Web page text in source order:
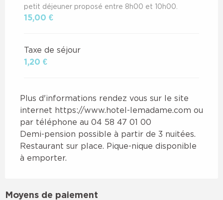
petit déjeuner proposé entre 8h00 et 10h00.
15,00 €
Taxe de séjour
1,20 €
Plus d'informations rendez vous sur le site
internet https://www.hotel-lemadame.com ou
par téléphone au 04 58 47 01 00
Demi-pension possible à partir de 3 nuitées.
Restaurant sur place. Pique-nique disponible
à emporter.
Moyens de paiement